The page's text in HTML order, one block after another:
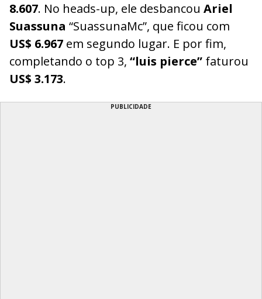
8.607. No heads-up, ele desbancou Ariel
Suassuna “SuassunaMc”, que ficou com
US$ 6.967 em segundo lugar. E por fim,
completando o top 3, “luis pierce” faturou
US$ 3.173.
PUBLICIDADE